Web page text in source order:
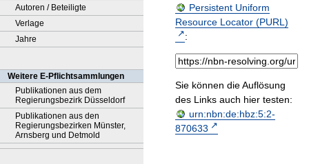
Autoren / Beteiligte
Verlage
Jahre
Weitere E-Pflichtsammlungen
Publikationen aus dem
Regierungsbezirk Düsseldorf
Publikationen aus den
Regierungsbezirken Münster,
Arnsberg und Detmold
Persistent Uniform
Resource Locator (PURL)
:
Sie können die Auflösung
des Links auch hier testen:
urn:nbn:de:hbz:5:2-
870633